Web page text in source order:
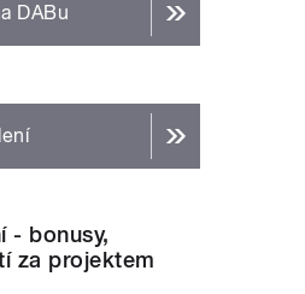
DABu
- bonusy,
za projektem